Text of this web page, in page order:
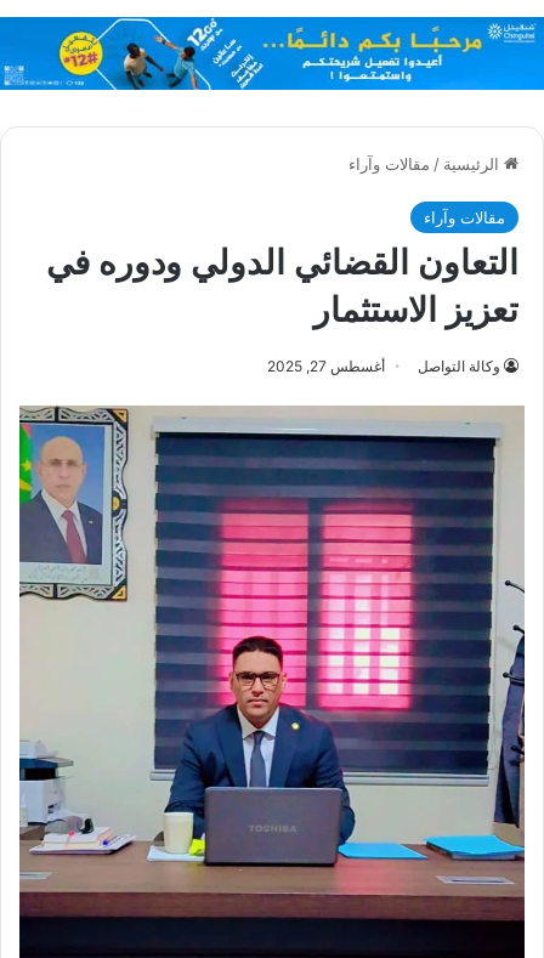
الرئيسية / مقالات وآراء
مقالات وآراء
التعاون القضائي الدولي ودوره في
تعزيز الاستثمار
وكالة التواصل أغسطس 27, 2025